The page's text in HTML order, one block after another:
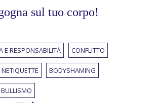
sul tuo corpo!
E RESPONSABILITÀ CONFLITTO
NETIQUETTE BODYSHAMING